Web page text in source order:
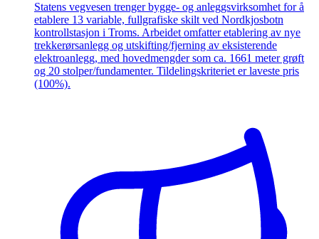
Statens vegvesen trenger bygge- og anleggsvirksomhet for å
etablere 13 variable, fullgrafiske skilt ved Nordkjosbotn
kontrollstasjon i Troms. Arbeidet omfatter etablering av nye
trekkerørsanlegg og utskifting/fjerning av eksisterende
elektroanlegg, med hovedmengder som ca. 1661 meter grøft
og 20 stolper/fundamenter. Tildelingskriteriet er laveste pris
(100%).